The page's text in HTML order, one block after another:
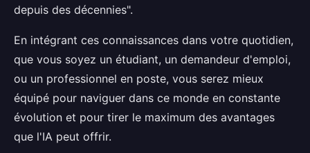
depuis des décennies".
En intégrant ces connaissances dans votre quotidien,
que vous soyez un étudiant, un demandeur d'emploi,
ou un professionnel en poste, vous serez mieux
équipé pour naviguer dans ce monde en constante
évolution et pour tirer le maximum des avantages
que l'IA peut offrir.